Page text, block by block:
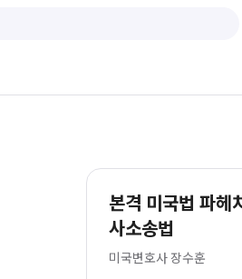
본격 미국법 파헤
사소송법
미국변호사 장수훈